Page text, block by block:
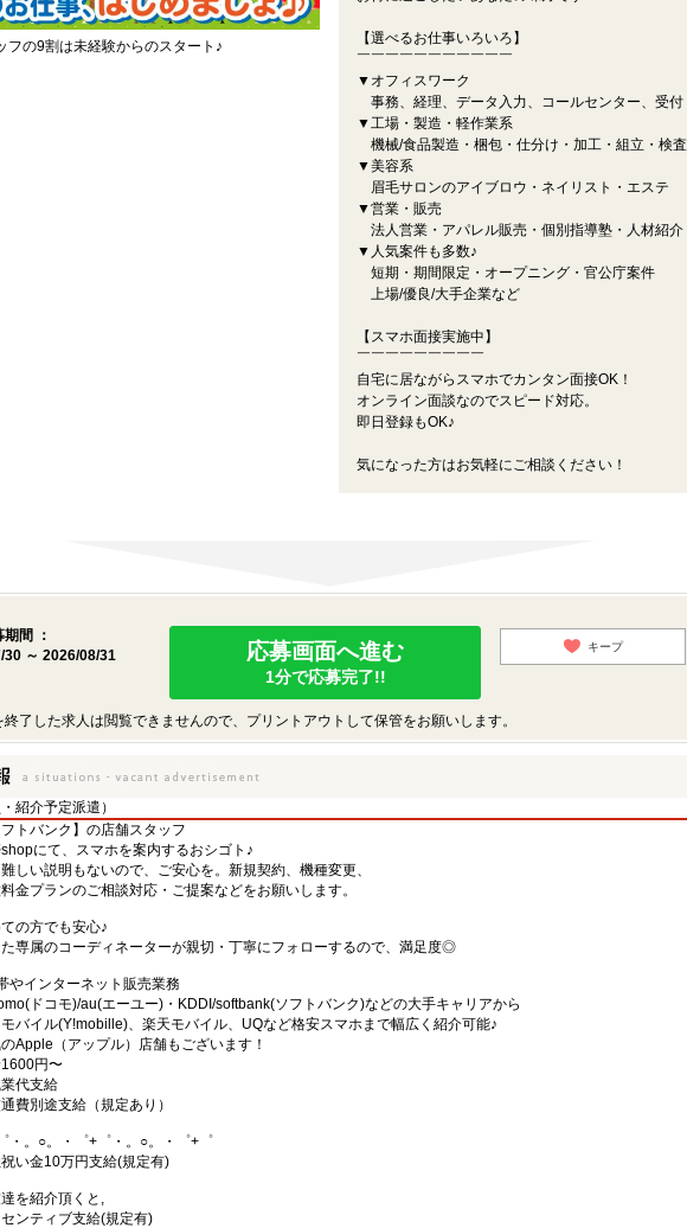
フの9割は未経験からのスタート♪
【選べるお仕事いろいろ】
￣￣￣￣￣￣￣￣￣￣￣
▼オフィスワーク
事務、経理、データ入力、コールセンター、受付
▼工場・製造・軽作業系
機械/食品製造・梱包・仕分け・加工・組立・検査
▼美容系
眉毛サロンのアイブロウ・ネイリスト・エステ
▼営業・販売
法人営業・アパレル販売・個別指導塾・人材紹介
▼人気案件も多数♪
短期・期間限定・オープニング・官公庁案件
上場/優良/大手企業など
【スマホ面接実施中】
￣￣￣￣￣￣￣￣￣
自宅に居ながらスマホでカンタン面接OK！
オンライン面談なのでスピード対応。
即日登録もOK♪
気になった方はお気軽にご相談ください！
間 ：
30 ～ 2026/08/31
応募画面へ進む
1分で応募完了!!
キープ
了した求人は閲覧できませんので、プリントアウトして保管をお願いします。
紹介予定派遣）
フトバンク】の店舗スタッフ
にて、スマホを案内するおシゴト♪
しい説明もないので、ご安心を。新規契約、機種変更、
金プランのご相談対応・ご提案などをお願いします。
の方でも安心♪
専属のコーディネーターが親切・丁寧にフォローするので、満足度◎
やインターネット販売業務
ドコモ)/au(エーユー)・KDDI/softbank(ソフトバンク)などの大手キャリアから
バイル(Y!mobille)、楽天モバイル、UQなど格安スマホまで幅広く紹介可能♪
のApple（アップル）店舗もございます！
円〜
代支給
費別途支給（規定あり）
゜・。○。・゜+゜・。○。・゜+゜
祝い金10万円支給(規定有)
を紹介頂くと,
ンティブ支給(規定有)